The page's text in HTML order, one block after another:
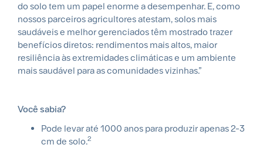
do solo tem um papel enorme a desempenhar. E, como
nossos parceiros agricultores atestam, solos mais
saudáveis e melhor gerenciados têm mostrado trazer
benefícios diretos: rendimentos mais altos, maior
resiliência às extremidades climáticas e um ambiente
mais saudável para as comunidades vizinhas.”
Você sabia?
Pode levar até 1000 anos para produzir apenas 2-3
cm de solo.2